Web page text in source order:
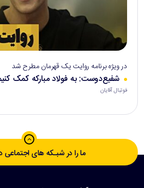
در ویژه برنامه روایت یک قهرمان مطرح شد
شفیع‌دوست: به فولاد مبارکه کمک
فوتبال آقایان
ما را در شبـکه های اجتماعی